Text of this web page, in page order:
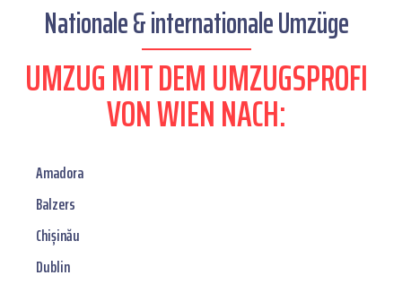
Nationale & internationale Umzüge
UMZUG MIT DEM UMZUGSPROFI
VON WIEN NACH:
Amadora
Balzers
Chișinău
Dublin